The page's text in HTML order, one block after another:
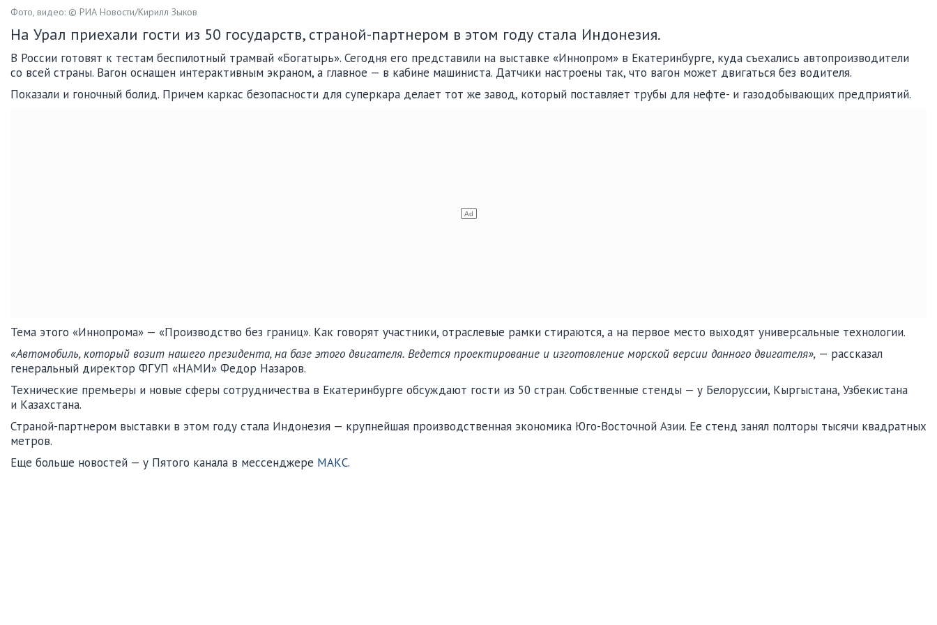
Фото, видео: © РИА Новости/Кирилл Зыков
На Урал приехали гости из 50 государств, страной-партнером в этом году стала Индонезия.
В России готовят к тестам беспилотный трамвай «Богатырь». Сегодня его представили на выставке «Иннопром» в Екатеринбурге, куда съехались автопроизводители
со всей страны. Вагон оснащен интерактивным экраном, а главное — в кабине машиниста. Датчики настроены так, что вагон может двигаться без водителя.
Показали и гоночный болид. Причем каркас безопасности для суперкара делает тот же завод, который поставляет трубы для нефте- и газодобывающих предприятий.
Тема этого «Иннопрома» — «Производство без границ». Как говорят участники, отраслевые рамки стираются, а на первое место выходят универсальные технологии.
«Автомобиль, который возит нашего президента, на базе этого двигателя. Ведется проектирование и изготовление морской версии данного двигателя», — рассказал
генеральный директор ФГУП «НАМИ» Федор Назаров.
Технические премьеры и новые сферы сотрудничества в Екатеринбурге обсуждают гости из 50 стран. Собственные стенды — у Белоруссии, Кыргыстана, Узбекистана
и Казахстана.
Страной-партнером выставки в этом году стала Индонезия — крупнейшая производственная экономика Юго-Восточной Азии. Ее стенд занял полторы тысячи квадратных
метров.
Еще больше новостей — у Пятого канала в мессенджере МАКС.